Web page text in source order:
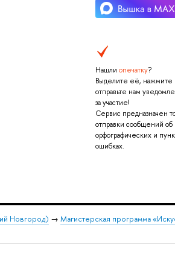
Нашли опечатку?
Выделите её, нажмите
отправьте нам
за участие!
Сервис предназначен
отправки сообщений об
орфографических и
ошибках.
Новгород) → Магистерская программа